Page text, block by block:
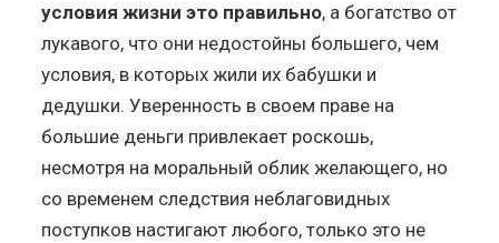
условия жизни это правильно, а богатство от
лукавого, что они недостойны большего, чем
условия, в которых жили их бабушки и
дедушки. Уверенность в своем праве на
большие деньги привлекает роскошь,
несмотря на моральный облик желающего, но
со временем следствия неблаговидных
поступков настигают любого, только это не